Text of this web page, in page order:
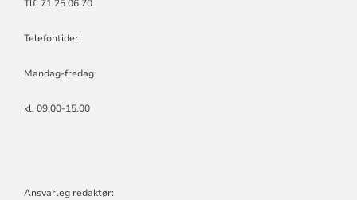
Tlf: 71 25 06 70
Telefontider:
Mandag-fredag
kl. 09.00-15.00
Ansvarleg redaktør: